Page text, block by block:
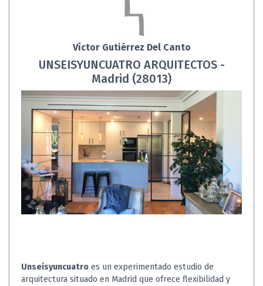
Víctor Gutiérrez Del Canto
UNSEISYUNCUATRO ARQUITECTOS -
Madrid (28013)
Unseisyuncuatro es un experimentado estudio de
arquitectura situado en Madrid que ofrece flexibilidad y